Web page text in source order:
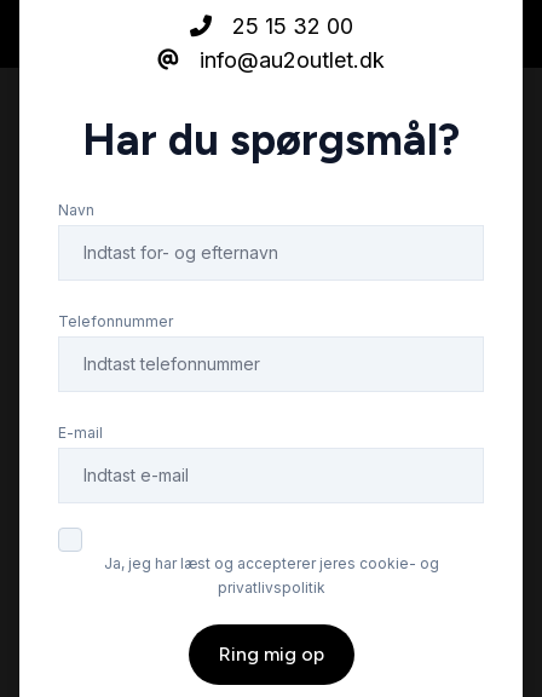
Fjernbetjent centrallås
Højdejusterbare forsæder
Isofix
LED kørelys
Læderrat
Musikstreaming via bluetooth
Parkeringssensor bagved
Parkeringssensor foran
25 15 32 00
info@au2outlet.dk
Har du spørgsmål?
Navn
Telefonnummer
E-mail
Ja, jeg har læst og accepterer jeres cookie- og
privatlivspolitik
Ring mig op